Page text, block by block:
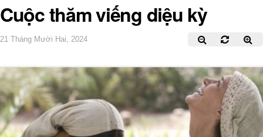
Cuộc thăm viếng diệu kỳ
21 Tháng Mười Hai, 2024